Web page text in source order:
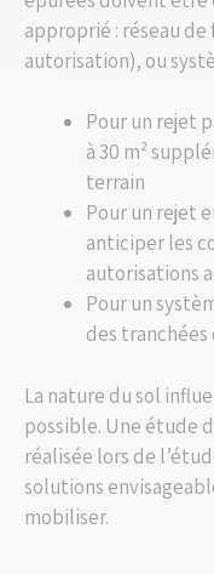
approprié : réseau de
autorisation), ou
Pour un rejet
à 30 m²
terrain
Pour un rejet
anticiper les
autorisations
Pour un
des tranchées
La nature du sol
possible. Une étude
réalisée lors de
solutions
mobiliser.